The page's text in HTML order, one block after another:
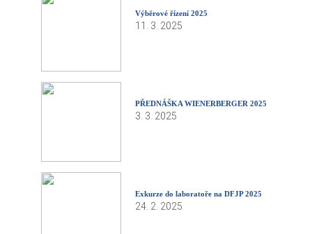
Výběrové řízení 2025
11. 3. 2025
PŘEDNÁŠKA WIENERBERGER 2025
3. 3. 2025
Exkurze do laboratoře na DFJP 2025
24. 2. 2025